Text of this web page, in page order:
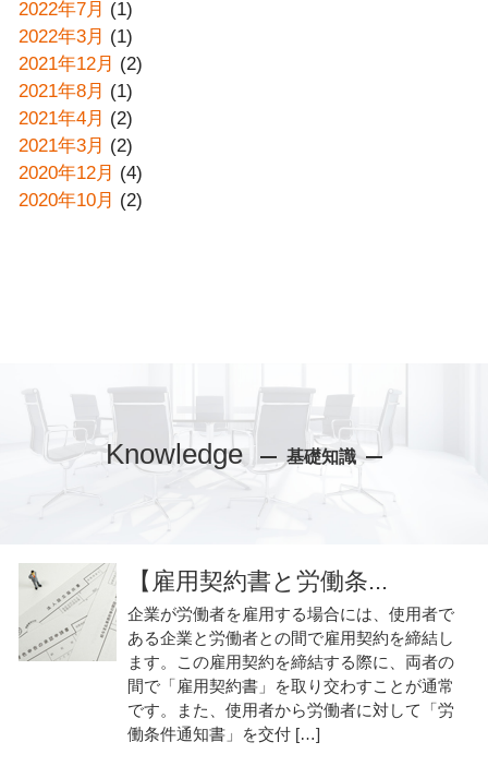
2022年7月 (1)
2022年3月 (1)
2021年12月 (2)
2021年8月 (1)
2021年4月 (2)
2021年3月 (2)
2020年12月 (4)
2020年10月 (2)
Knowledge 基礎知識
【雇用契約書と労働条...
企業が労働者を雇用する場合には、使用者で
ある企業と労働者との間で雇用契約を締結し
ます。この雇用契約を締結する際に、両者の
間で「雇用契約書」を取り交わすことが通常
です。また、使用者から労働者に対して「労
働条件通知書」を交付 […]